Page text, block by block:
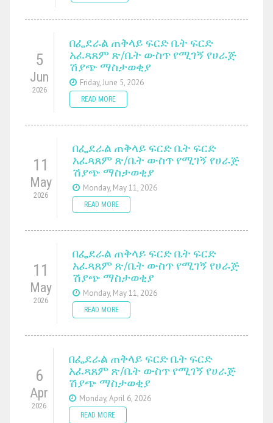
5
Jun
2026
በፌደራል ጠቅላይ ፍርድ ቤት ፍርድ
አፈጻጸም ጽ/ቤት ውስጥ የሚገኝ የሀራጅ
ሽያጭ ማስታወቂያ
Friday, June 5, 2026
READ MORE
11
May
2026
በፌደራል ጠቅላይ ፍርድ ቤት ፍርድ
አፈጻጸም ጽ/ቤት ውስጥ የሚገኝ የሀራጅ
ሽያጭ ማስታወቂያ
Monday, May 11, 2026
READ MORE
11
May
2026
በፌደራል ጠቅላይ ፍርድ ቤት ፍርድ
አፈጻጸም ጽ/ቤት ውስጥ የሚገኝ የሀራጅ
ሽያጭ ማስታወቂያ
Monday, May 11, 2026
READ MORE
6
Apr
2026
በፌደራል ጠቅላይ ፍርድ ቤት ፍርድ
አፈጻጸም ጽ/ቤት ውስጥ የሚገኝ የሀራጅ
ሽያጭ ማስታወቂያ
Monday, April 6, 2026
READ MORE